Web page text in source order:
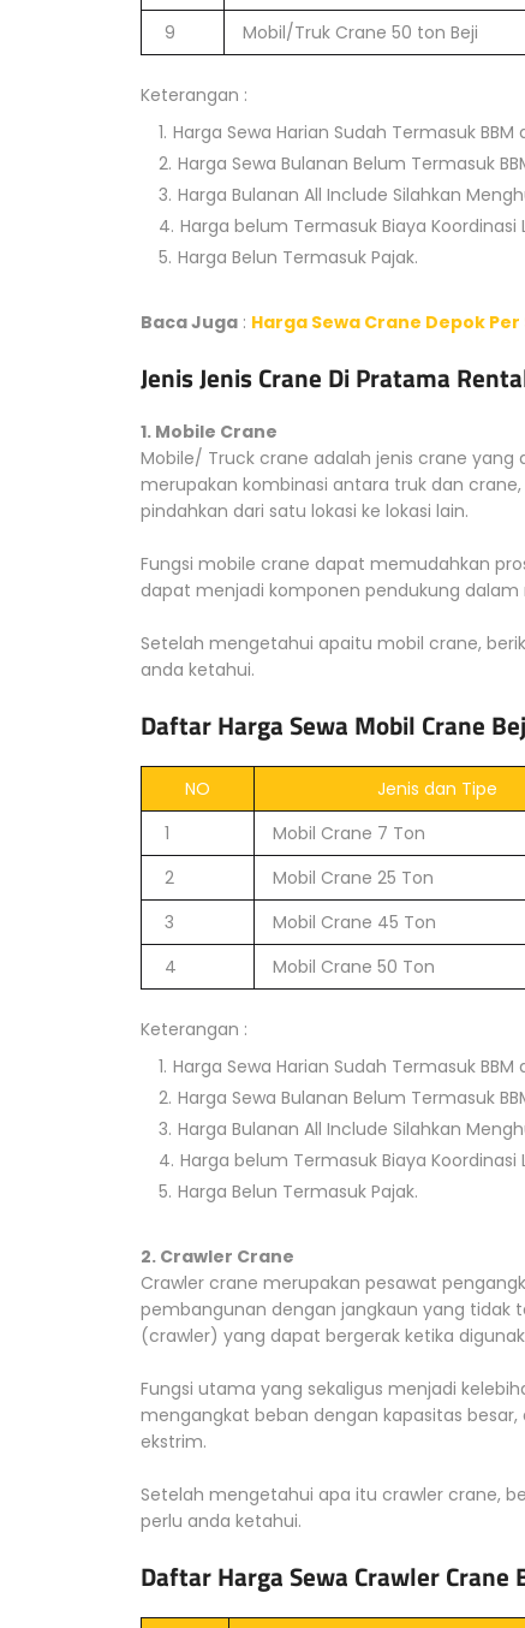
9
Mobil/Truk Crane 50 ton Beji
Keterangan :
Harga Sewa Harian Sudah Termasuk
Harga Sewa Bulanan Belum Termasuk
Harga Bulanan All Include Silahkan
Harga belum Termasuk Biaya
Harga Belun Termasuk Pajak.
Baca Juga : Harga Sewa Crane Depok
Jenis Jenis Crane Di Pratama
1. Mobile Crane
Mobile/ Truck crane adalah jenis crane yang
merupakan kombinasi antara truk dan
pindahkan dari satu lokasi ke lokasi lain.
Fungsi mobile crane dapat memudahkan
dapat menjadi komponen pendukung
Setelah mengetahui apaitu mobil crane,
anda ketahui.
Daftar Harga Sewa Mobil Crane
NO Jenis dan Tipe
1
Mobil Crane 7 Ton
2
Mobil Crane 25 Ton
3
Mobil Crane 45 Ton
4
Mobil Crane 50 Ton
Keterangan :
Harga Sewa Harian Sudah Termasuk
Harga Sewa Bulanan Belum Termasuk
Harga Bulanan All Include Silahkan
Harga belum Termasuk Biaya
Harga Belun Termasuk Pajak.
2. Crawler Crane
Crawler crane merupakan pesawat
pembangunan dengan jangkaun yang tidak
(crawler) yang dapat bergerak ketika
Fungsi utama yang sekaligus menjadi
mengangkat beban dengan kapasitas
ekstrim.
Setelah mengetahui apa itu crawler crane,
perlu anda ketahui.
Daftar Harga Sewa Crawler Crane